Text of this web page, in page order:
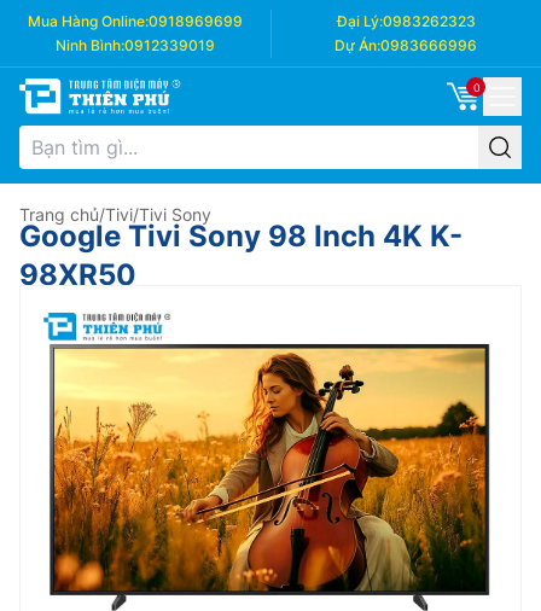
Mua Hàng Online:0918969699 Đại Lý:0983262323
Ninh Bình:0912339019 Dự Án:0983666996
0
Trang chủ/Tivi/Tivi Sony
Google Tivi Sony 98 Inch 4K K-
98XR50